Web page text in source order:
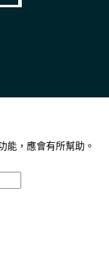
能，應會有所幫助。